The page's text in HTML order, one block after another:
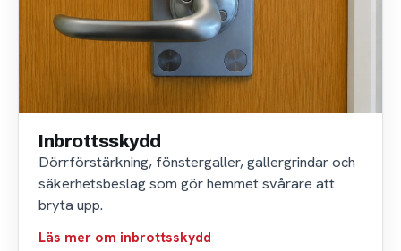
Inbrottsskydd
Dörrförstärkning, fönstergaller, gallergrindar och
säkerhetsbeslag som gör hemmet svårare att
bryta upp.
Läs mer om inbrottsskydd